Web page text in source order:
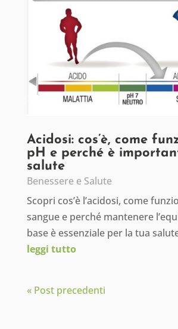
Acidosi: cos’è, come
pH e perché è
salute
Benessere e Salute
Scopri cos’è l’acidosi, come
sangue e perché mantenere
base è essenziale per la tua
leggi tutto
« Post precedenti